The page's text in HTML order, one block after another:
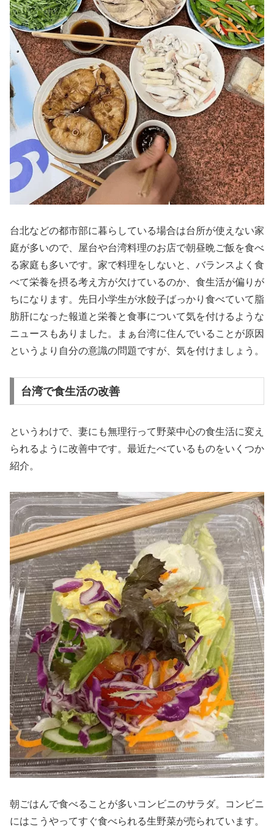
台北などの都市部に暮らしている場合は台所が使えない家
庭が多いので、屋台や台湾料理のお店で朝昼晩ご飯を食べ
る家庭も多いです。家で料理をしないと、バランスよく食
べて栄養を摂る考え方が欠けているのか、食生活が偏りが
ちになります。先日小学生が水餃子ばっかり食べていて脂
肪肝になった報道と栄養と食事について気を付けるような
ニュースもありました。まぁ台湾に住んでいることが原因
というより自分の意識の問題ですが、気を付けましょう。
台湾で食生活の改善
というわけで、妻にも無理行って野菜中心の食生活に変え
られるように改善中です。最近たべているものをいくつか
紹介。
朝ごはんで食べることが多いコンビニのサラダ。コンビニ
にはこうやってすぐ食べられる生野菜が売られています。